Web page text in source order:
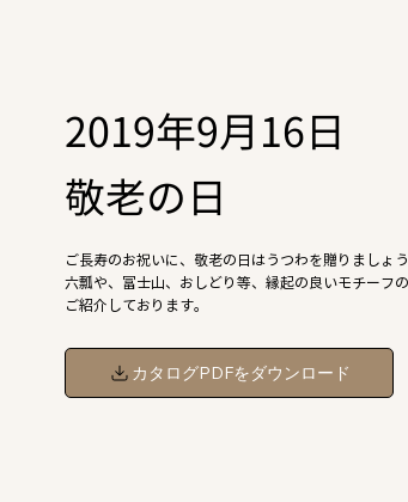
2019年9月16日
敬老の日
ご長寿のお祝いに、敬老の日はうつわを贈りましょう
六瓢や、富士山、おしどり等、縁起の良いモチーフ
ご紹介しております。
カタログPDFをダウンロード